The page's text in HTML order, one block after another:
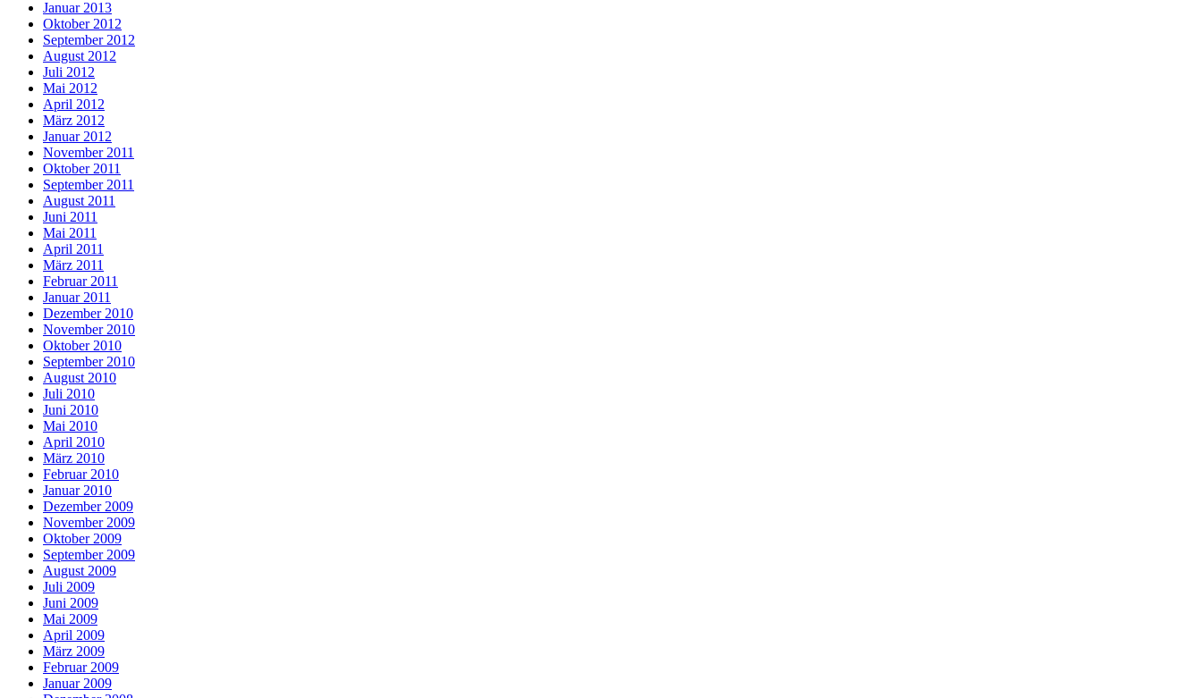
Januar 2013
Oktober 2012
September 2012
August 2012
Juli 2012
Mai 2012
April 2012
März 2012
Januar 2012
November 2011
Oktober 2011
September 2011
August 2011
Juni 2011
Mai 2011
April 2011
März 2011
Februar 2011
Januar 2011
Dezember 2010
November 2010
Oktober 2010
September 2010
August 2010
Juli 2010
Juni 2010
Mai 2010
April 2010
März 2010
Februar 2010
Januar 2010
Dezember 2009
November 2009
Oktober 2009
September 2009
August 2009
Juli 2009
Juni 2009
Mai 2009
April 2009
März 2009
Februar 2009
Januar 2009